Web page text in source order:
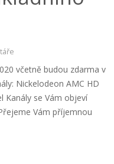
včetně budou zdarma v
Nickelodeon AMC HD
Kanály se Vám objeví
Vám příjemnou